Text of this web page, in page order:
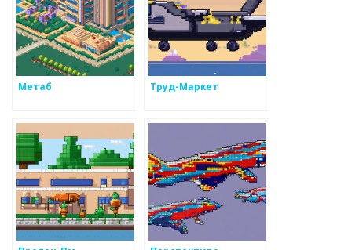
Метаб Труд-Маркет